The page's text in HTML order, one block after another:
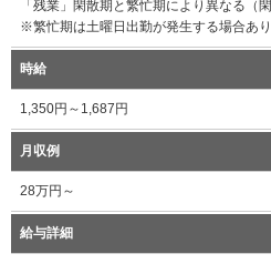
「残業」閑散期と繁忙期により異なる（
※繁忙期は土曜日出勤が発生する場合あり
時給
1,350円～1,687円
月収例
28万円～
給与詳細